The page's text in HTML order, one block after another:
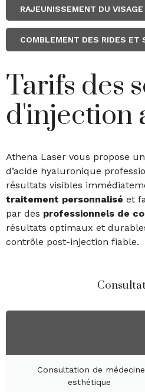
RAJEUNISSEMENT DU VISAGE
COMBLEMENT DES RIDES ET
Tarifs des
d'injection
Athena Laser vous propose
d’acide hyaluronique
résultats visibles
traitement personnalisé et
par des professionnels de
résultats optimaux et
contrôle post-injection fiable.
Consultation de médecine
esthétique